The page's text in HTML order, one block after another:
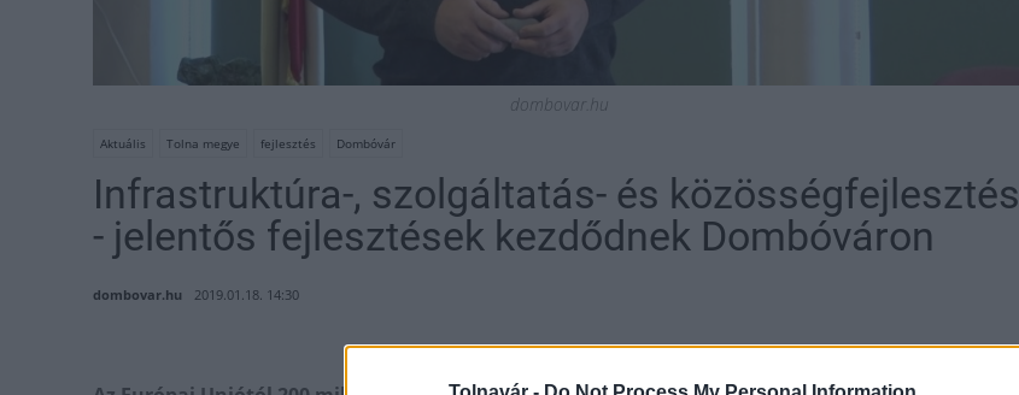
dombovar.hu
Aktuális Tolna megye fejlesztés Dombóvár
Infrastruktúra-, szolgáltatás- és közösségfejlesztés
- jelentős fejlesztések kezdődnek Dombóváron
dombovar.hu 2019.01.18. 14:30